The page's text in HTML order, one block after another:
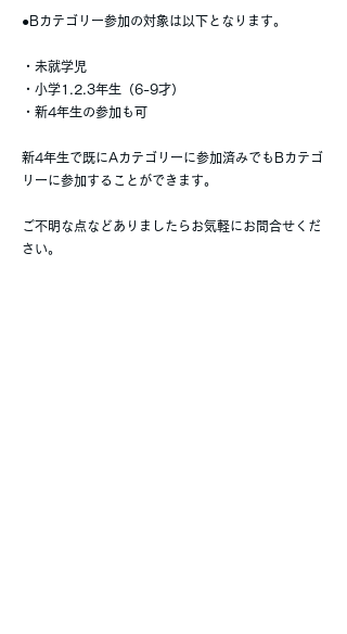
●Bカテゴリー参加の対象は以下となります。
・未就学児
・小学1.2.3年生（6-9才）
・新4年生の参加も可
新4年生で既にAカテゴリーに参加済みでもBカテゴ
リーに参加することができます。
ご不明な点などありましたらお気軽にお問合せくだ
さい。